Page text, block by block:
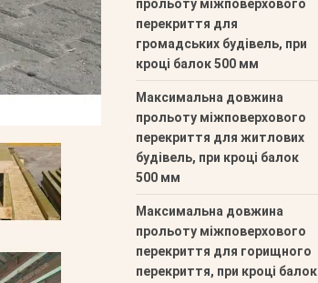
прольоту міжповерхового
перекриття для
громадських будівель, при
кроці балок 500 мм
Максимальна довжина
прольоту міжповерхового
перекриття для житлових
будівель, при кроці балок
500 мм
Максимальна довжина
прольоту міжповерхового
перекриття для горищного
перекриття, при кроці балок